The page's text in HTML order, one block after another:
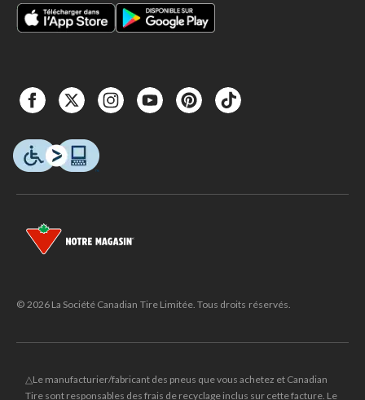
© 2026 La Société Canadian Tire Limitée. Tous droits réservés.
△Le manufacturier/fabricant des pneus que vous achetez et Canadian
Tire sont responsables des frais de recyclage inclus sur cette facture. Le